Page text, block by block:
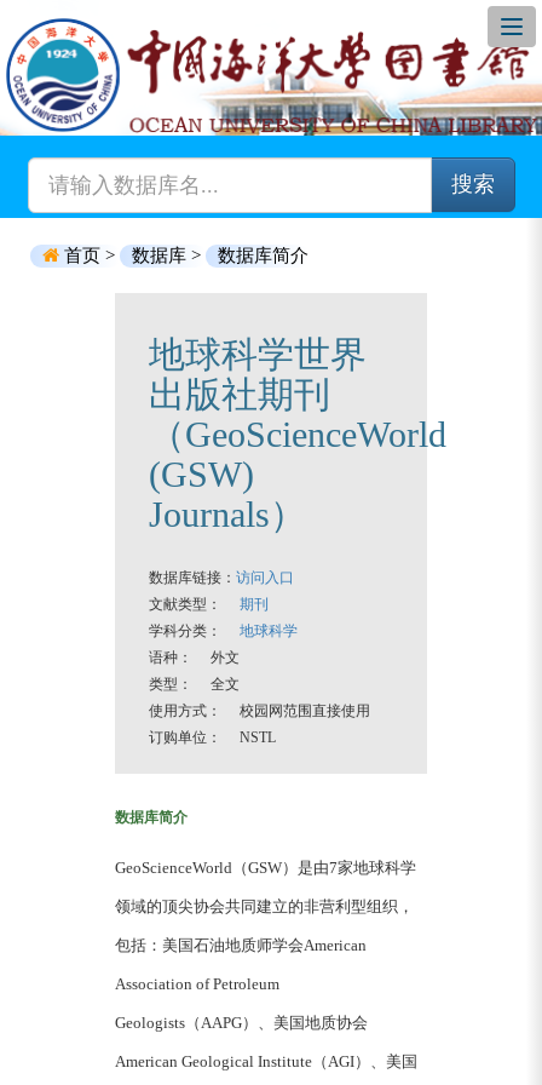
搜索
首页 > 数据库 > 数据库简介
地球科学世界
出版社期刊
（GeoScienceWorld
(GSW)
Journals）
数据库链接： 访问入口
文献类型： 期刊
学科分类： 地球科学
语种： 外文
类型： 全文
使用方式： 校园网范围直接使用
订购单位： NSTL
数据库简介
GeoScienceWorld（GSW）是由7家地球科学
领域的顶尖协会共同建立的非营利型组织，
包括：美国石油地质师学会American
Association of Petroleum
Geologists（AAPG）、美国地质协会
American Geological Institute（AGI）、美国